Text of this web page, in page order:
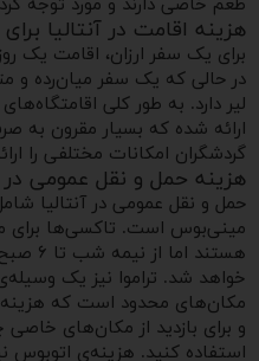
طعم خاصی دارند و مورد توجه
هزینه اقامت در آنتالیا
لیر دارد. به طور کلی
ارائه شده که بسیار مقرون به
گردشگران امکانات مختلفی را
هزینه حمل و نقل عمومی در
حمل و نقل عمومی در آنتالیا
مینی‌بوس است. تاکسی‌ها برای
هستند
خواهد شد. تراموا نیز یک
مکان‌های محدود است که
و برای بازدید از مکان‌های خاصی
استفاده کنید. هزینه‌ی اتوبوس